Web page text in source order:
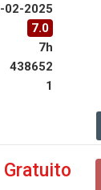
02-2025
7.0
7h
438652
1
Gratuito